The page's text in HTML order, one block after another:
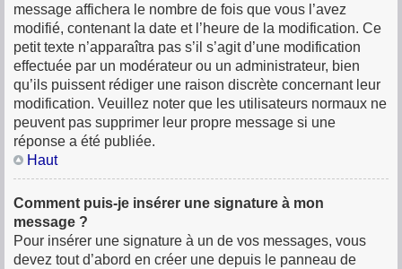
message affichera le nombre de fois que vous l’avez
modifié, contenant la date et l’heure de la modification. Ce
petit texte n’apparaîtra pas s’il s’agit d’une modification
effectuée par un modérateur ou un administrateur, bien
qu’ils puissent rédiger une raison discrète concernant leur
modification. Veuillez noter que les utilisateurs normaux ne
peuvent pas supprimer leur propre message si une
réponse a été publiée.
Haut
Comment puis-je insérer une signature à mon
message ?
Pour insérer une signature à un de vos messages, vous
devez tout d’abord en créer une depuis le panneau de